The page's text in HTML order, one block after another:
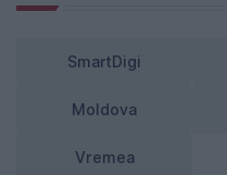
SmartDigi
Moldova
Vremea